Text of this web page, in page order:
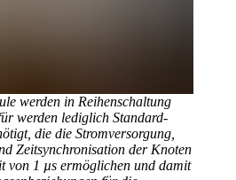
werden in Reihenschaltung
werden lediglich Standard-
die die Stromversorgung,
Zeitsynchronisation der Knoten
von 1 µs ermöglichen und damit